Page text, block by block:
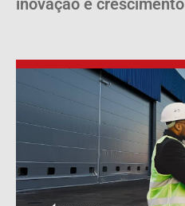
inovação e crescimento